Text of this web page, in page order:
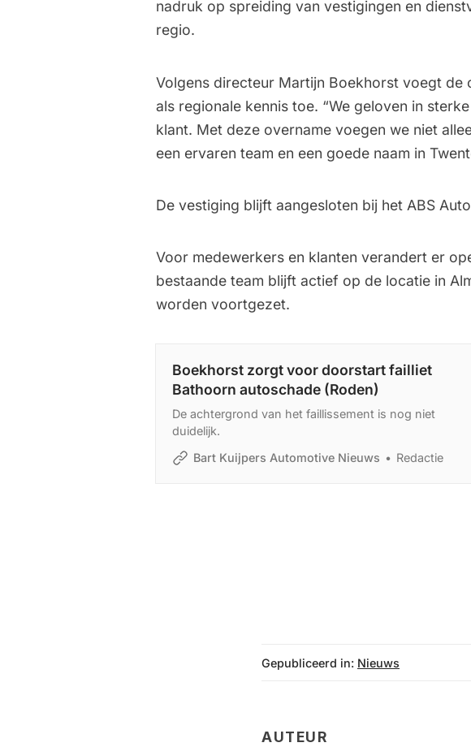
nadruk op spreiding van vestigingen en
regio.
Volgens directeur Martijn Boekhorst voegt de
als regionale kennis toe. “We geloven in
klant. Met deze overname voegen we niet
een ervaren team en een goede naam in
De vestiging blijft aangesloten bij het ABS
Voor medewerkers en klanten verandert er
bestaande team blijft actief op de locatie in
worden voortgezet.
Boekhorst zorgt voor doorstart failliet
Bathoorn autoschade (Roden)
De achtergrond van het faillissement is nog niet
duidelijk.
Bart Kuijpers Automotive Nieuws
Redactie
Gepubliceerd in: Nieuws
AUTEUR